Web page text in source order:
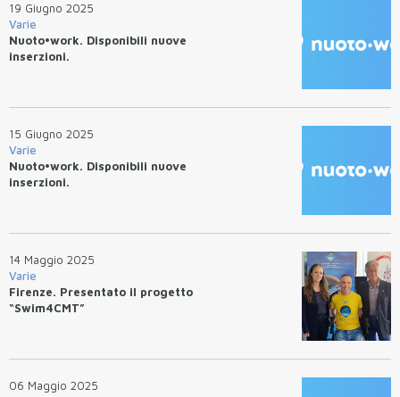
19 Giugno 2025
Varie
Nuoto•work. Disponibili nuove
inserzioni.
15 Giugno 2025
Varie
Nuoto•work. Disponibili nuove
inserzioni.
14 Maggio 2025
Varie
Firenze. Presentato il progetto
“Swim4CMT”
06 Maggio 2025